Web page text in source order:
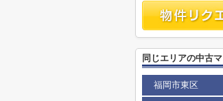
同じエリアの中古
福岡市東区